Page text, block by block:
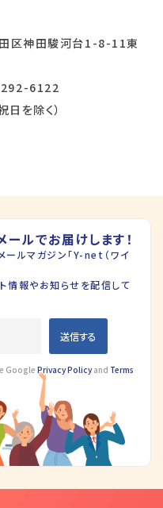
区神田駿河台1-8-11東
6122
を除く）
ルでお届けします！
ルマガジン「Y-net（ワイ
情報やお知らせを配信して
Google Privacy Policyand Terms